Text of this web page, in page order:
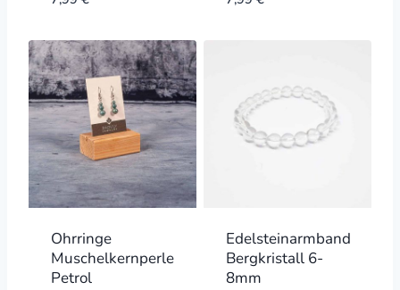
Ohrringe
Muschelkernperle
Petrol
Edelsteinarmband
Bergkristall 6-
8mm